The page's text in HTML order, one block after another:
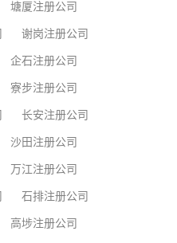
塘厦注册公司
谢岗注册公司
企石注册公司
寮步注册公司
长安注册公司
沙田注册公司
万江注册公司
石排注册公司
高埗注册公司